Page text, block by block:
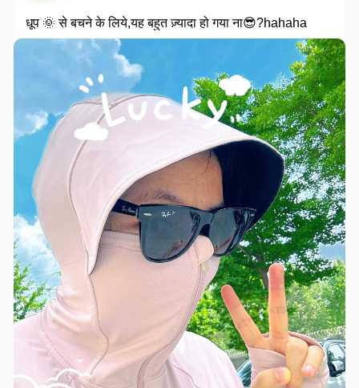
धूप 🌞 से बचने के लिये,यह बहुत ज़्यादा हो गया ना😎?hahaha